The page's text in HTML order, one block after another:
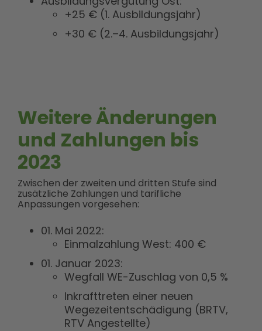
+25 € (1. Ausbildungsjahr)
+30 € (2.–4. Ausbildungsjahr)
Weitere Änderungen
und Zahlungen bis
2023
Zwischen der zweiten und dritten Stufe sind
zusätzliche Zahlungen und tarifliche
Anpassungen vorgesehen:
01. Mai 2022:
Einmalzahlung West: 400 €
01. Januar 2023:
Wegfall WE-Zuschlag von 0,5 %
Inkrafttreten einer neuen
Wegezeitentschädigung (BRTV,
RTV Angestellte)